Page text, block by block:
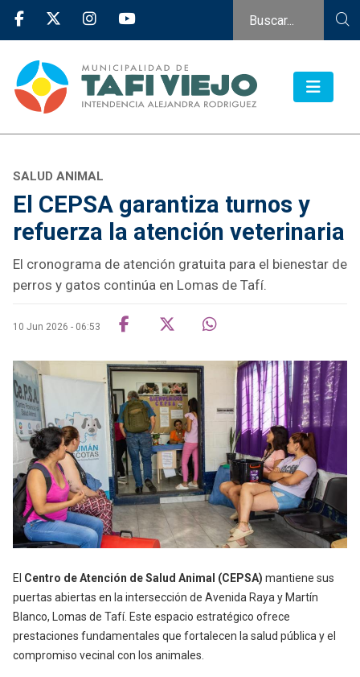
SALUD ANIMAL
El CEPSA garantiza turnos y
refuerza la atención veterinaria
El cronograma de atención gratuita para el bienestar de
perros y gatos continúa en Lomas de Tafí.
10 Jun 2026 - 06:53
El Centro de Atención de Salud Animal (CEPSA) mantiene sus
puertas abiertas en la intersección de Avenida Raya y Martín
Blanco, Lomas de Tafí. Este espacio estratégico ofrece
prestaciones fundamentales que fortalecen la salud pública y el
compromiso vecinal con los animales.